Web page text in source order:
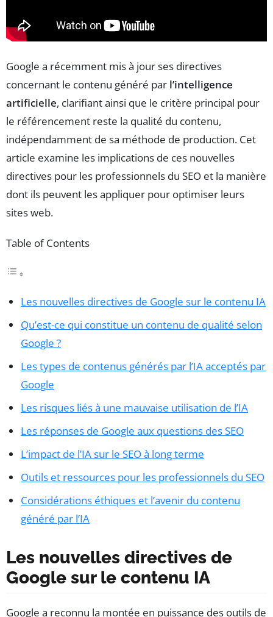
Google a récemment mis à jour ses directives
concernant le contenu généré par l’intelligence
artificielle, clarifiant ainsi que le critère principal pour
le référencement reste la qualité du contenu,
indépendamment de sa méthode de production. Cet
article examine les implications de ces nouvelles
directives pour les professionnels du SEO et la manière
dont ils peuvent les appliquer pour optimiser leurs
sites web.
Table of Contents
Les nouvelles directives de Google sur le contenu IA
Qu’est-ce qui constitue un contenu de qualité selon
Google ?
Les types de contenus générés par l’IA acceptés par
Google
Les risques liés à une mauvaise utilisation de l’IA
Les réponses de Google aux questions des SEO
L’impact de l’IA sur le SEO à long terme
Outils et ressources pour les professionnels du SEO
Considérations éthiques et l’avenir du contenu
généré par l’IA
Les nouvelles directives de
Google sur le contenu IA
Google a reconnu la montée en puissance des outils de